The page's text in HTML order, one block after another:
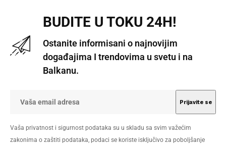
BUDITE U TOKU 24H!
Ostanite informisani o najnovijim
događajima I trendovima u svetu i na
Balkanu.
Vaša privatnost i sigurnost podataka su u skladu sa svim važećim
zakonima o zaštiti podataka, podaci se koriste isključivo za poboljšanje